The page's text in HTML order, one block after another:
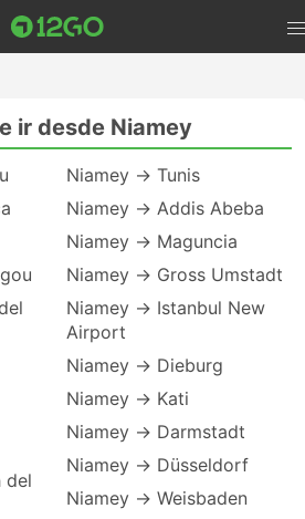
ir desde Niamey
del
Niamey → Tunis
Niamey → Addis Abeba
Niamey → Maguncia
Niamey → Gross Umstadt
Niamey → Istanbul New
Airport
Niamey → Dieburg
Niamey → Kati
Niamey → Darmstadt
Niamey → Düsseldorf
Niamey → Weisbaden